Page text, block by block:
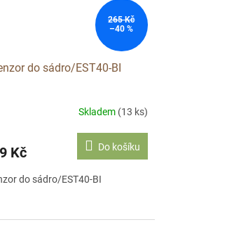
265 Kč
–40 %
do sádro/EST40-BI
Skladem (13 ks)
Kč Do košíku
do sádro/EST40-BI